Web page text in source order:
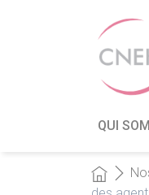
QUI